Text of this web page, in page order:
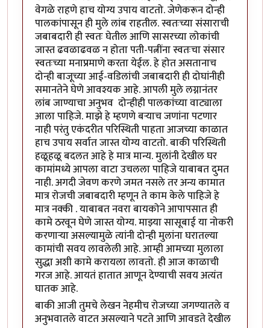
वेगळे राहणे हाच योग्य उपाय वाटतो. जेणेकरून दोन्ही
पालकांपासून ही मुले लांब राहतील. स्वतःच्या संसाराची
जबाबदारी ही स्वतः घेतील आणि सासरच्या लोकांची
जास्त ढवळाढवळ न होता पती-पत्नींना स्वतःचा संसार
स्वतःच्या मनाप्रमाणे करता येईल. हे होत असतानाच
दोन्ही बाजूच्या आई-वडिलांची जबाबदारी ही दोघांनीही
समानतेने घेणे आवश्यक आहे. आपली मुले लग्नानंतर
लांब जाण्याचा अनुभव दोन्हीही पालकांच्या वाट्याला
आला पाहिजे. माझे हे म्हणणे बऱ्याच जणांना पटणार
नाही परंतु एकंदरीत परिस्थिती पाहता आजच्या काळात
हाच उपाय सर्वात जास्त योग्य वाटतो. बाकी परिस्थिती
हळूहळू बदलत आहे हे मात्र मान्य. मुलांनी देखील घर
कामांमध्ये आपला वाटा उचलला पाहिजे याबाबत दुमत
नाही. अगदी जेवण करणे जमत नसले तर अन्य कामात
मात्र रोजची जबाबदारी म्हणून ते काम केले पाहिजे हे
मात्र नक्की . याबाबत नवरा बायकोने आपापसात ही
कामे ठरवून घेणे जास्त योग्य. माझ्या सासूबाई या नोकरी
करणाऱ्या असल्यामुळे त्यांनी दोन्ही मुलांना घरातल्या
कामांची सवय लावलेली आहे. आम्ही आमच्या मुलाला
सुद्धा अशी कामे करायला लावतो. ही आज काळाची
गरज आहे. आयतं हातात आणून देण्याची सवय अत्यंत
घातक आहे.
बाकी आजी तुमचे लेखन नेहमीच रोजच्या जगण्यातले व
अनुभवातले वाटत असल्याने पटते आणि आवडते देखील